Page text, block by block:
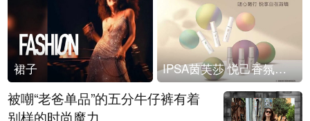
裙子 IPSA茵芙莎 悦己香氛凝露上市
被嘲“老爸单品”的五分牛仔裤有着